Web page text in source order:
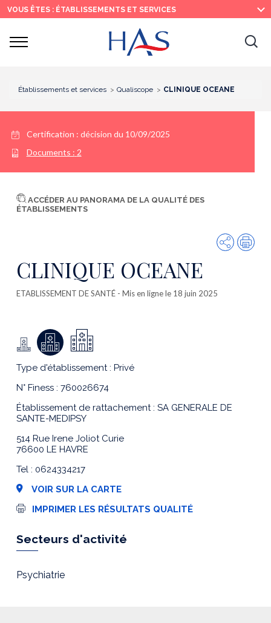
Recherche
Menu
principal
Contenu
principal
VOUS ÊTES : ÉTABLISSEMENTS ET SERVICES
Ouvrir
Établissements et services Qualiscope CLINIQUE OCEANE
Certification : décision du 10/09/2025
Documents : 2
ACCÉDER AU PANORAMA DE LA QUALITÉ DES
ÉTABLISSEMENTS
Partager
CLINIQUE OCEANE
ETABLISSEMENT DE SANTÉ - Mis en ligne le 18 juin 2025
Type d'établissement : Privé
N° Finess : 760026674
Établissement de rattachement : SA GENERALE DE
SANTE-MEDIPSY
514 Rue Irene Joliot Curie
76600 LE HAVRE
Tel : 0624334217
VOIR SUR LA CARTE
I
e
s
i
o
IMPRIMER LES RÉSULTATS QUALITÉ
Secteurs d'activité
Psychiatrie